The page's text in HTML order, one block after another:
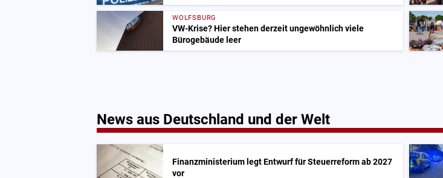
WOLFSBURG
VW-Krise? Hier stehen derzeit ungewöhnlich viele
Bürogebäude leer
News aus Deutschland und der Welt
Finanzministerium legt Entwurf für Steuerreform ab 2027
vor